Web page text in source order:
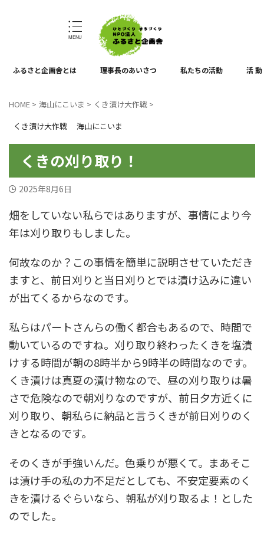
ふるさと企画舎とは 理事長のあいさつ 私たちの活動 活 動
HOME > 海山にこいま > くき漬け大作戦 >
くき漬け大作戦
海山にこいま
くきの刈り取り！
2025年8月6日
畑をしていない私らではありますが、事情により今
年は刈り取りもしました。
何故なのか？この事情を簡単に説明させていただき
ますと、前日刈りと当日刈りとでは漬け込みに違い
が出てくるからなのです。
私らはパートさんらの働く都合もあるので、時間で
動いているのですね。刈り取り終わったくきを塩漬
けする時間が朝の8時半から9時半の時間なのです。
くき漬けは真夏の漬け物なので、昼の刈り取りは暑
さで危険なので朝刈りなのですが、前日夕方近くに
刈り取り、朝私らに納品と言うくきが前日刈りのく
きとなるのです。
そのくきが手強いんだ。色乗りが悪くて。まあそこ
は漬け手の私の力不足だとしても、不安定要素のく
きを漬けるぐらいなら、朝私が刈り取るよ！とした
のでした。